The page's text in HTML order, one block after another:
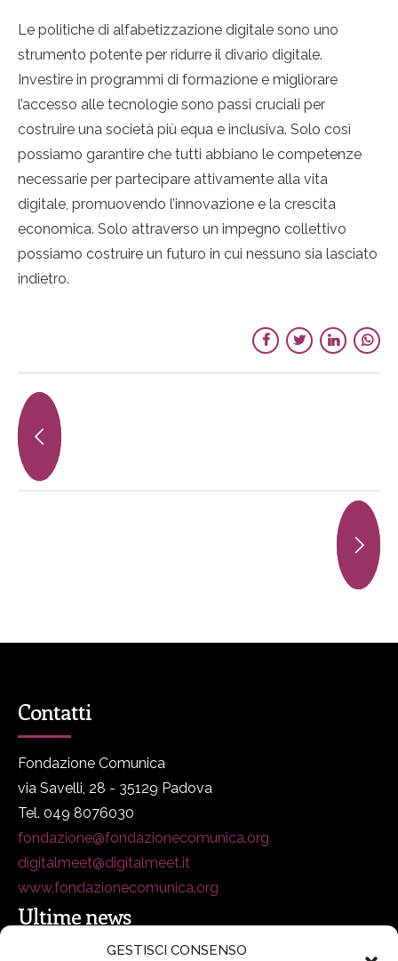
GESTISCI CONSENSO
Le politiche di alfabetizzazione digitale sono uno
strumento potente per ridurre il divario digitale.
Investire in programmi di formazione e migliorare
l’accesso alle tecnologie sono passi cruciali per
costruire una società più equa e inclusiva. Solo così
possiamo garantire che tutti abbiano le competenze
necessarie per partecipare attivamente alla vita
digitale, promuovendo l’innovazione e la crescita
economica. Solo attraverso un impegno collettivo
possiamo costruire un futuro in cui nessuno sia lasciato
indietro.
Contatti
Fondazione Comunica
via Savelli, 28 - 35129 Padova
Tel. 049 8076030
fondazione@fondazionecomunica.org
digitalmeet@digitalmeet.it
www.fondazionecomunica.org
Ultime news